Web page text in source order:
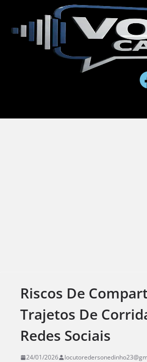
Riscos De
Trajetos De
Redes Sociais
24/01/2026